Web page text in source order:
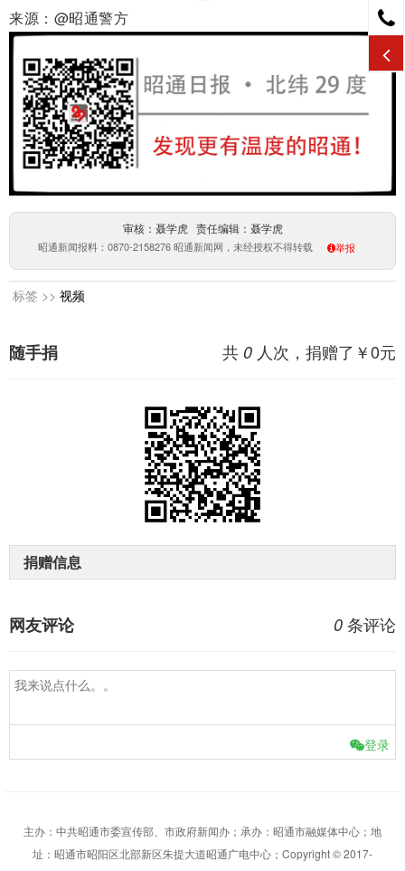
来源：@昭通警方
审核：聂学虎 责任编辑：聂学虎
昭通新闻报料：0870-2158276 昭通新闻网，未经授权不得转载 举报
标签 >> 视频
共 0 人次，捐赠了￥0元
随手捐
捐赠信息
0 条评论
网友评论
登录
主办：中共昭通市委宣传部、市政府新闻办；承办：昭通市融媒体中心；地
址：昭通市昭阳区北部新区朱提大道昭通广电中心；Copyright © 2017-